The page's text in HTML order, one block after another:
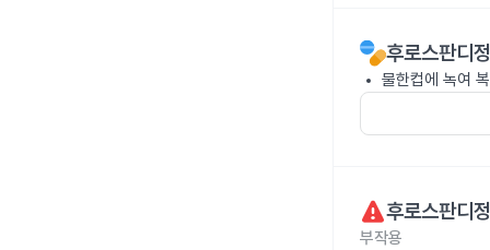
후로스판디정
물한컵에 녹여
후로스판디정
부작용